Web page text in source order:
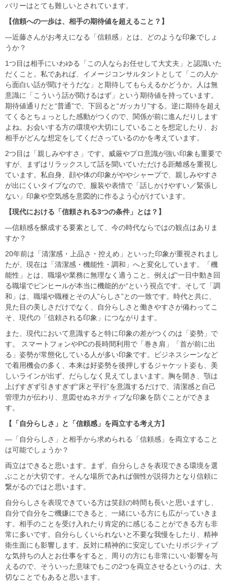
バリーはとても難しいとされています。
【信頼への一歩は、相手の期待値を超えること？】
―近藤さんがお考えになる「信頼感」とは、どのような印象でしょ
うか？
1つ目は相手にいわゆる「この人ならお任せして大丈夫」と認識いた
だくこと。私であれば、イメージコンサルタントとして「この人か
ら面白い話が聞けそうだな」と期待してもらえるかどうか。人は無
意識に「こういう話が聞けるはず」という期待値を持っています。
期待値通りだと“普通”で、下回ると“ガッカリ”する。逆に期待を超え
てくるとちょっとした感動がつくので、関係が前に進んだりします
よね。お会いする方の環境や大切にしていることを想定したり、お
相手がどんな想定をしてくださっているのかを考えています。
2つ目は「親しみやすさ」です。威厳やプロ意識が強い印象も重要で
すが、まずはリラックスして話を聞いていただける距離感を重視し
ています。私自身、顔や体の印象がややシャープで、親しみやすさ
が出にくいタイプなので、服装や表情で「話しかけやすい／緊張し
ない」印象や空気感を意図的に作るよう心がけています。
【現代における「信頼される3つの条件」とは？】
―信頼感を醸成する要素として、今の時代ならではの観点はありま
すか？
20年前は「清潔感・上品さ・控えめ」といった印象が重視されまし
たが、現在は「清潔感・機能性・調和」へと変化しています。「機
能性」とは、職場や業務に無理なく適うこと。例えば“一日中動き回
る職場でピンヒールが本当に機能的か“という視点です。そして「調
和」は、職場や職種とその人”らしさ”との一致です。時代と共に、
見た目の美しさだけでなく、自分らしさと働きやすさが備わってこ
そ、現代の「信頼される印象」につながります。
また、現代において意識すると特に印象の差がつくのは「姿勢」で
す。 スマートフォンやPCの長時間利用で「巻き肩」「首が前に出
る」姿勢が常態化している人が多い印象です。ビジネスシーンなど
で着用機会の多く、本来は好姿勢を後押しするジャケット姿も、美
しいラインが出ず、だらしなく見えてしまいます。胸を開き、顎は
上げすぎず引きすぎず“床と平行”を意識するだけで、清潔感と自己
管理力が伝わり、意図せぬネガティブな印象を防ぐことができま
す。
【「自分らしさ」と「信頼感」を両立する考え方】
―「自分らしさ」と相手から求められる「信頼感」を両立すること
は可能でしょうか？
両立はできると思います。まず、自分らしさを表現できる環境を選
ぶことが大切です。そんな場所であれば個性が説得力となり信頼に
繋がるのではと思います。
自分らしさを表現できている方は笑顔の時間も長いと思いますし、
自分で自分をご機嫌にできると、一緒にいる方にも広がっていきま
す。相手のことを受け入れたり肯定的に感じることができる方も非
常に多いです。自分らしくいられないと不要な我慢をしたり、精神
衛生面にも影響します。反対に精神的に安定していたりポジティブ
な気持ちの人とお仕事をすると、周りの方にも非常にいい影響を与
えるので、そういった意味でもこの2つを両立させるというのは、大
切なことでもあると思います。